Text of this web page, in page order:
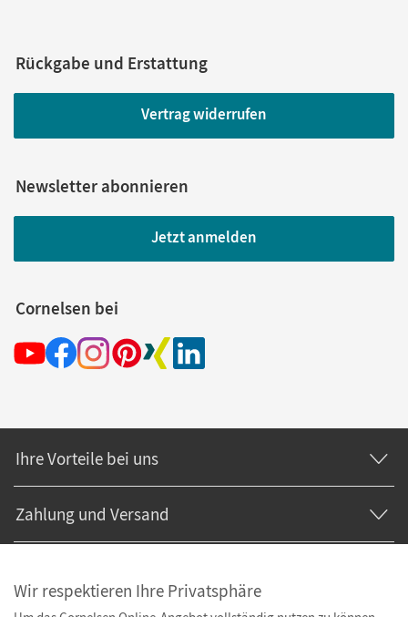
Rückgabe und Erstattung
Vertrag widerrufen
Newsletter abonnieren
Jetzt anmelden
Cornelsen bei
Ihre Vorteile bei uns
Zahlung und Versand
Wir respektieren Ihre Privatsphäre